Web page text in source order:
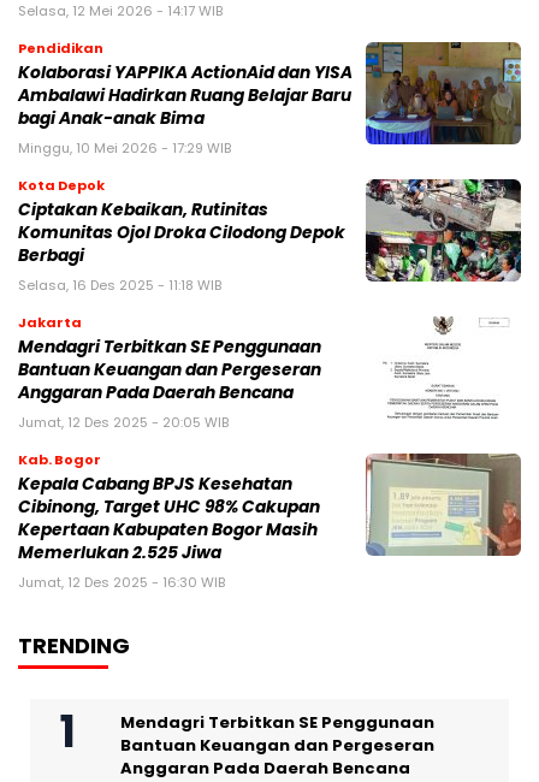
Selasa, 12 Mei 2026 - 14:17 WIB
Pendidikan
Kolaborasi YAPPIKA ActionAid dan YISA
Ambalawi Hadirkan Ruang Belajar Baru
bagi Anak-anak Bima
Minggu, 10 Mei 2026 - 17:29 WIB
Kota Depok
Ciptakan Kebaikan, Rutinitas
Komunitas Ojol Droka Cilodong Depok
Berbagi
Selasa, 16 Des 2025 - 11:18 WIB
Jakarta
Mendagri Terbitkan SE Penggunaan
Bantuan Keuangan dan Pergeseran
Anggaran Pada Daerah Bencana
Jumat, 12 Des 2025 - 20:05 WIB
Kab. Bogor
Kepala Cabang BPJS Kesehatan
Cibinong, Target UHC 98% Cakupan
Kepertaan Kabupaten Bogor Masih
Memerlukan 2.525 Jiwa
Jumat, 12 Des 2025 - 16:30 WIB
TRENDING
Mendagri Terbitkan SE Penggunaan
Bantuan Keuangan dan Pergeseran
Anggaran Pada Daerah Bencana